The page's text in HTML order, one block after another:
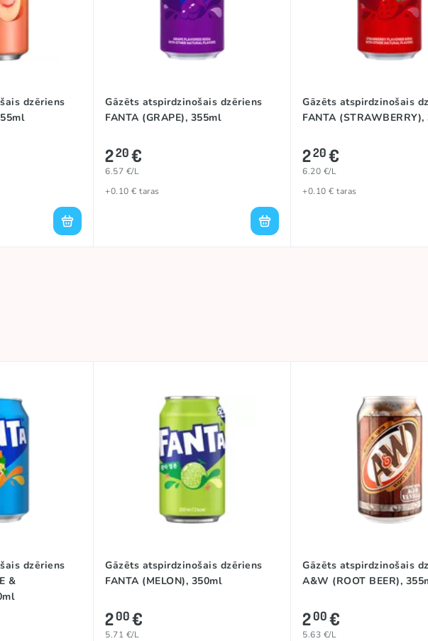
dzēriens
Gāzēts atspirdzinošais dzēriens
FANTA (GRAPE), 355ml
220€
6.57 €/L
+0.10 € taras
Gāzēts atspirdzinošais
FANTA
220€
6.20 €/L
+0.10 € taras
dzēriens
&
Gāzēts atspirdzinošais dzēriens
FANTA (MELON), 350ml
200€
5.71 €/L
Gāzēts atspirdzinošais
A&W (ROOT BEER),
200€
5.63 €/L